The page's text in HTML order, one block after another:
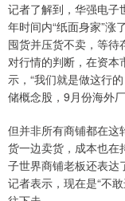
记者了解到，华强电子
年时间内“纸面身家”涨
囤货并压货不卖，等
对行情的判断，在资本
示，“我们就是做这行
储概念股，9月份海外
但并非所有商铺都在这
货一边卖货，成本也在
子世界商铺老板还表达
记者表示，现在是“不